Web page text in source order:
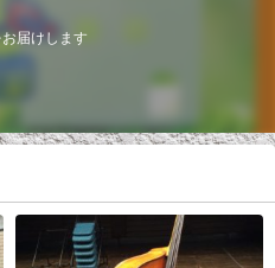
届けします